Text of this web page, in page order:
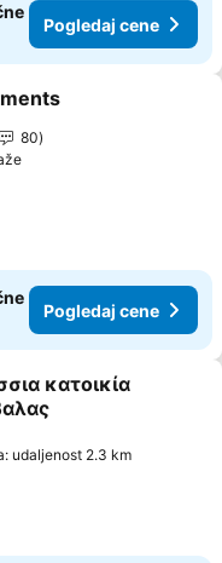
Pogledaj cene
favorite
80
Pogledaj cene
u favorite
κατοικία
udaljenost 2.3 km